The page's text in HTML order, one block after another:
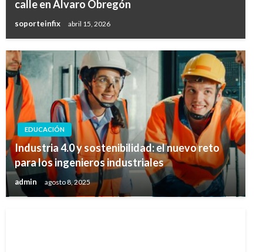
calle en Álvaro Obregón
soporteinfix abril 15, 2026
EDUCACIÓN
Industria 4.0 y sostenibilidad: el nuevo reto
para los ingenieros industriales
admin agosto 8, 2025